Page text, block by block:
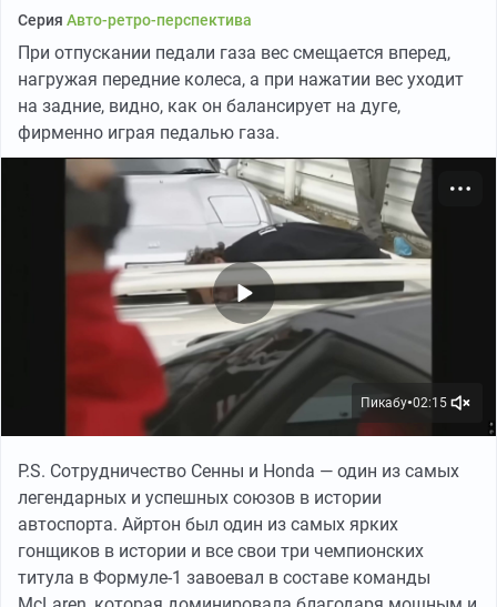
Серия Авто-ретро-перспектива
При отпускании педали газа вес смещается вперед,
нагружая передние колеса, а при нажатии вес уходит
на задние, видно, как он балансирует на дуге,
фирменно играя педалью газа.
Пикабу●02:15
P.S. Сотрудничество Сенны и Honda — один из самых
легендарных и успешных союзов в истории
автоспорта. Айртон был один из самых ярких
гонщиков в истории и все свои три чемпионских
титула в Формуле-1 завоевал в составе команды